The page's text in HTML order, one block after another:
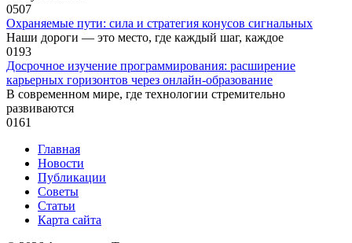
0507
Охраняемые пути: сила и стратегия конусов сигнальных
Наши дороги — это место, где каждый шаг, каждое
0193
Досрочное изучение программирования: расширение
карьерных горизонтов через онлайн-образование
В современном мире, где технологии стремительно
развиваются
0161
Главная
Новости
Публикации
Советы
Статьи
Карта сайта